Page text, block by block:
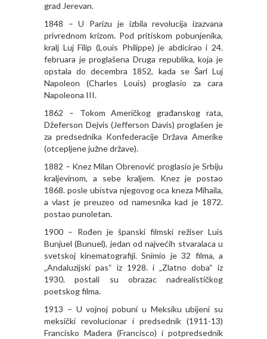
grad Jerevan.
1848 – U Parizu je izbila revolucija izazvana
privrednom krizom. Pod pritiskom pobunjenika,
kralj Luj Filip (Louis Philippe) je abdicirao i 24.
februara je proglašena Druga republika, koja je
opstala do decembra 1852, kada se Šarl Luj
Napoleon (Charles Louis) proglasio za cara
Napoleona III.
1862 – Tokom Američkog građanskog rata,
Džeferson Dejvis (Jefferson Davis) proglašen je
za predsednika Konfederacije Država Amerike
(otcepljene južne države).
1882 – Knez Milan Obrenović proglasio je Srbiju
kraljevinom, a sebe kraljem. Knez je postao
1868. posle ubistva njegovog oca kneza Mihaila,
a vlast je preuzeo od namesnika kad je 1872.
postao punoletan.
1900 – Rođen je španski filmski režiser Luis
Bunjuel (Bunuel), jedan od najvećih stvaralaca u
svetskoj kinematografiji. Snimio je 32 filma, a
„Andaluzijski pas“ iz 1928. i „Zlatno doba“ iz
1930. postali su obrazac nadrealističkog
poetskog filma.
1913 – U vojnoj pobuni u Meksiku ubijeni su
meksički revolucionar i predsednik (1911-13)
Francisko Madera (Francisco) i potpredsednik